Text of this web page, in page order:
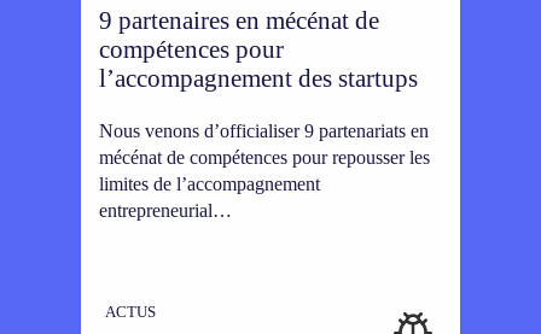
9 partenaires en mécénat de
compétences pour
l’accompagnement des startups
Nous venons d’officialiser 9 partenariats en
mécénat de compétences pour repousser les
limites de l’accompagnement
entrepreneurial…
ACTUS